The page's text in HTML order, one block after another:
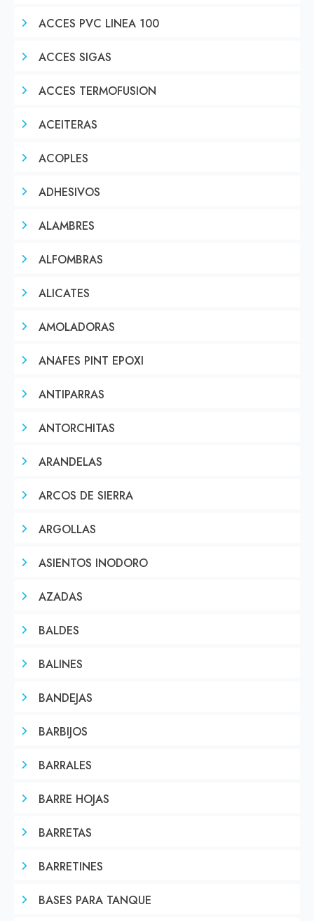
ACCES PVC LINEA 100
ACCES SIGAS
ACCES TERMOFUSION
ACEITERAS
ACOPLES
ADHESIVOS
ALAMBRES
ALFOMBRAS
ALICATES
AMOLADORAS
ANAFES PINT EPOXI
ANTIPARRAS
ANTORCHITAS
ARANDELAS
ARCOS DE SIERRA
ARGOLLAS
ASIENTOS INODORO
AZADAS
BALDES
BALINES
BANDEJAS
BARBIJOS
BARRALES
BARRE HOJAS
BARRETAS
BARRETINES
BASES PARA TANQUE